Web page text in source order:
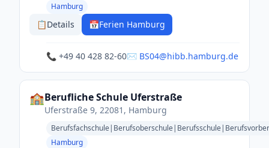
Hamburg
📋Details 📅Ferien Hamburg
📞 +49 40 428 82-60✉️ BS04@hibb.hamburg.de
🏫Berufliche Schule Uferstraße
Uferstraße 9, 22081, Hamburg
Hamburg